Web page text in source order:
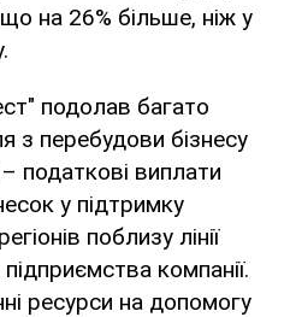
на 26% більше, ніж у
подолав багато
з перебудови бізнесу
податкові виплати
у підтримку
поблизу лінії
компанії.
ресурси на допомогу